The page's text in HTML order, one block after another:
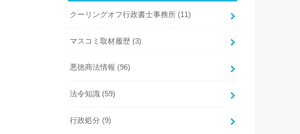
クーリングオフ行政書士事務所 (11)
マスコミ取材履歴 (3)
悪徳商法情報 (96)
法令知識 (59)
行政処分 (9)